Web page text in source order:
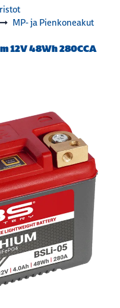
MP- ja Pienkoneakut
12V 48Wh 280CCA